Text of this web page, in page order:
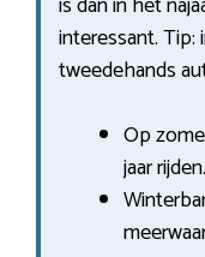
interessant.
tweedehands
Op
jaar rijden.